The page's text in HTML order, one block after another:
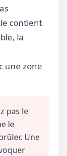
contient
la
une zone
pas le
le
Une